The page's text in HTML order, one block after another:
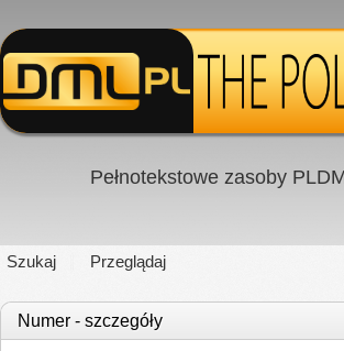
Pełnotekstowe zasoby
Szukaj Przeglądaj
Numer - szczegóły